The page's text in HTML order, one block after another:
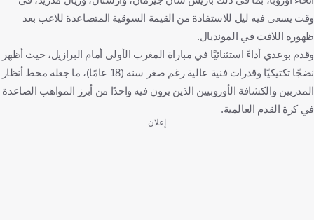
وقت يسعى فيه ليل للاستفادة من القيمة السوقية المتصاعدة للاعب بعد
ظهوره اللافت في المونديال.
وقدم بوعدي أداءً استثنائيًا في مباراة المغرب الأولى أمام البرازيل، حيث أظهر
نضجًا تكتيكيًا وقدرات فنية عالية رغم صغر سنه (18 عامًا)، ما جعله محط أنظار
المدربين والكشافة الأوروبيين الذين يرون فيه واحدًا من أبرز المواهب الصاعدة
في كرة القدم العالمية.
إعلان